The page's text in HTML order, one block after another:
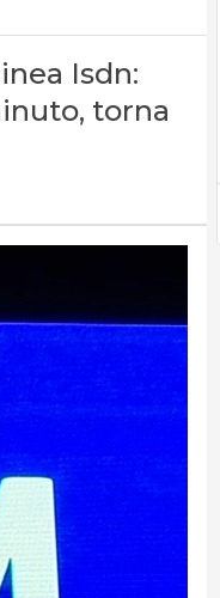
Isdn:
torna